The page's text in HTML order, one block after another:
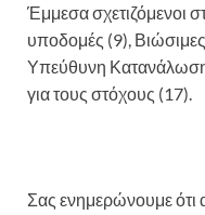
Έμμεσα σχετιζόμενοι
υποδομές (9), Βιώσιμες
Υπεύθυνη
για τους στόχους (17).
Σας ενημερώνουμε ότι